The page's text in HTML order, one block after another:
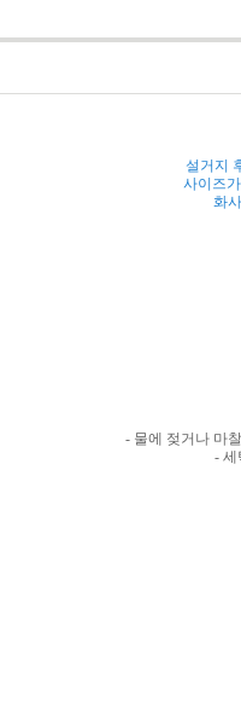
설거지
사이즈
화
- 물에 젖거나 마
- 세